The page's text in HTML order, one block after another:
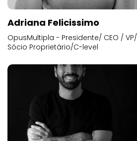
Adriana Felicissimo
OpusMultipla - Presidente/ CEO / VP/
Sócio Proprietário/C-level